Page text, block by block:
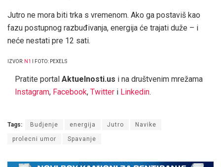
Jutro ne mora biti trka s vremenom. Ako ga postaviš kao
fazu postupnog razbuđivanja, energija će trajati duže – i
neće nestati pre 12 sati.
IZVOR: N1 I FOTO: PEXELS
Pratite portal Aktuelnosti.us i na društvenim mrežama
Instagram, Facebook, Twitter i Linkedin.
Tags: Budjenje energija Jutro Navike
prolecni umor Spavanje